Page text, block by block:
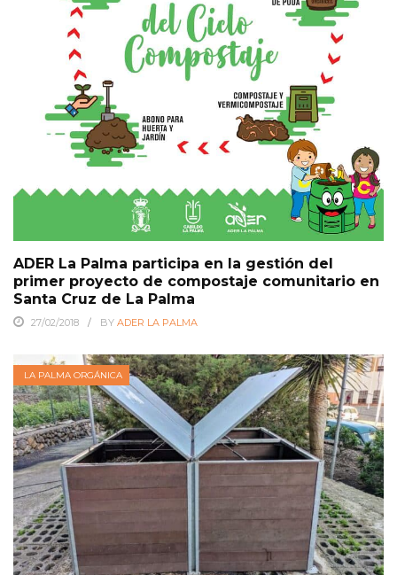
ADER La Palma participa en la gestión del
primer proyecto de compostaje comunitario en
Santa Cruz de La Palma
27/02/2018 BY ADER LA PALMA
LA PALMA ORGÁNICA